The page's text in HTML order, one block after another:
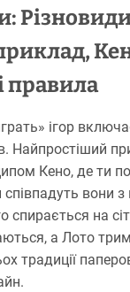
правила
ігор
Найпростіший
Кено, де ти
вони
спирається на
а Лото
традиції